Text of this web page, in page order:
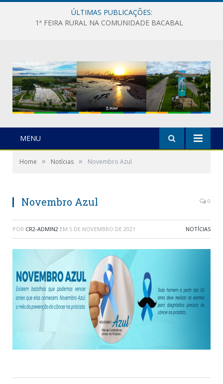
ÚLTIMAS PUBLICAÇÕES:
1ª FEIRA RURAL NA COMUNIDADE BACABAL
MENU
Home » Notícias » Novembro Azul
Novembro Azul 0
POR CR2-ADMIN2 EM 5 DE NOVEMBRO DE 2021 NOTÍCIAS